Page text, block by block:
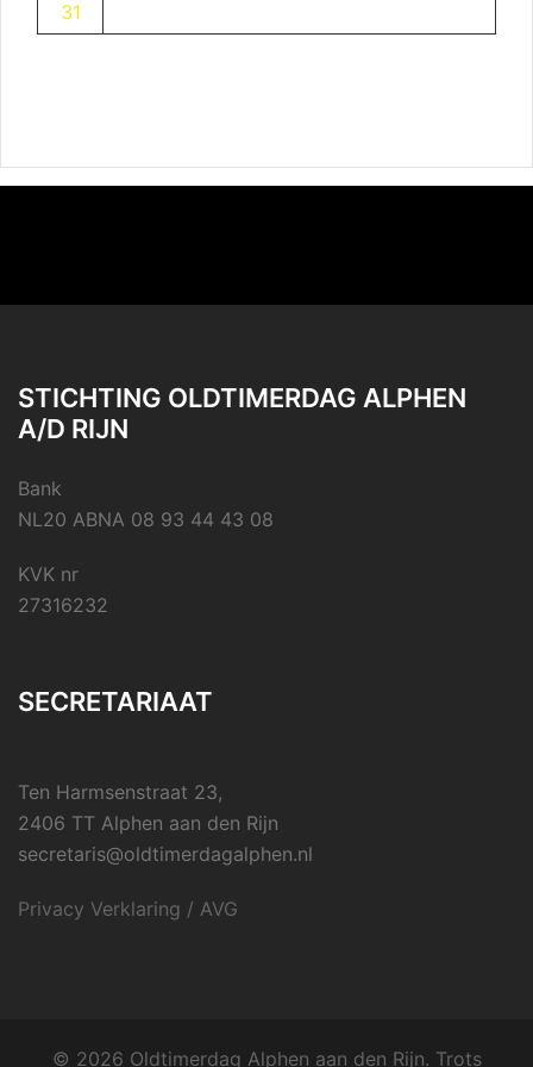
31
STICHTING OLDTIMERDAG ALPHEN
A/D RIJN
Bank
NL20 ABNA 08 93 44 43 08
KVK nr
27316232
SECRETARIAAT
Ten Harmsenstraat 23,
2406 TT Alphen aan den Rijn
secretaris@oldtimerdagalphen.nl
Privacy Verklaring / AVG
© 2026 Oldtimerdag Alphen aan den Rijn. Trots